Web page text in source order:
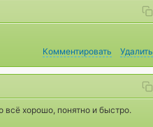
Комментировать
Удалить
хорошо, понятно и быстро.